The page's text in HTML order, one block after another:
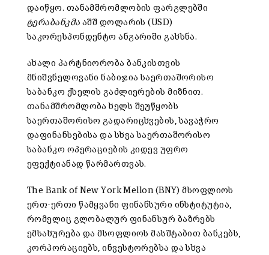
დაიწყო. თანამშრომლობის ფარგლებში
ტერაბანკმა აშშ დოლარის (USD)
საკორესპონდენტო ანგარიში გახსნა.
ახალი პარტნიორობა ბანკისთვის
მნიშვნელოვანი ნაბიჯია საერთაშორისო
საბანკო ქსელის გაძლიერების მიზნით.
თანამშრომლობა ხელს შეუწყობს
საერთაშორისო გადარიცხვების, სავაჭრო
დაფინანსებისა და სხვა საერთაშორისო
საბანკო ოპერაციების კიდევ უფრო
ეფექტიანად წარმართვას.
The Bank of New York Mellon (BNY) მსოფლიოს
ერთ-ერთი წამყვანი ფინანსური ინსტიტუტია,
რომელიც გლობალურ ფინანსურ ბაზრებს
ემსახურება და მსოფლიოს მასშტაბით ბანკებს,
კორპორაციებს, ინვესტორებსა და სხვა